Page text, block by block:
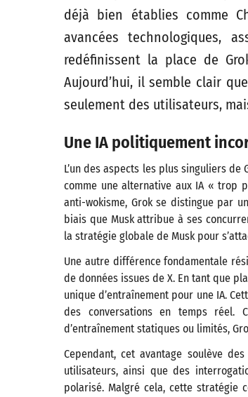
déjà bien établies comme
avancées technologiques,
redéfinissent la place de
Aujourd’hui, il semble clair
seulement des utilisateurs,
Une IA politiquement
L’un des aspects les plus singuliers
comme une alternative aux IA « trop
anti-wokisme, Grok se distingue par
biais que Musk attribue à ses
la stratégie globale de Musk pour
Une autre différence fondamentale
de données issues de X. En tant que
unique d’entraînement pour une IA.
des conversations en temps réel.
d’entraînement statiques ou limités,
Cependant, cet avantage soulève
utilisateurs, ainsi que des
polarisé. Malgré cela, cette stratégie